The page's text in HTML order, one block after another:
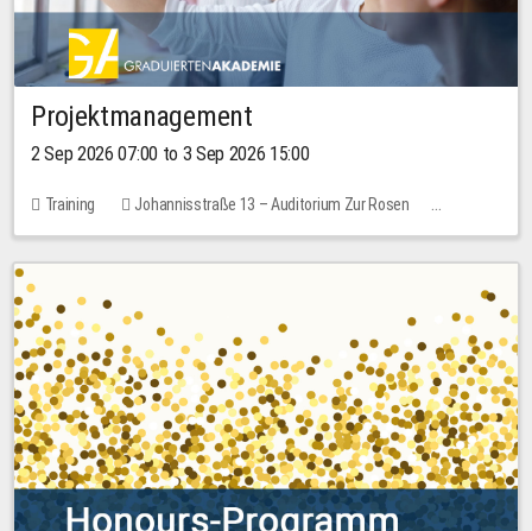
Projektmanagement
2 Sep 2026 07:00 to 3 Sep 2026 15:00
Training
Johannisstraße 13 – Auditorium Zur Rosen
No free places
30.00 EUR